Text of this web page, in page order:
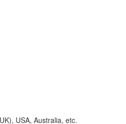
USA, Australia, etc.